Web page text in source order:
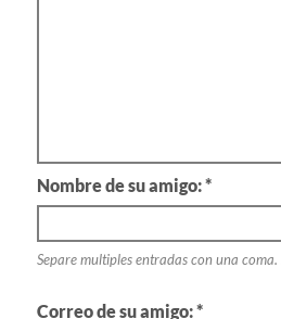
Nombre de su amigo: *
Separe multiples entradas con una
Correo de su amigo: *